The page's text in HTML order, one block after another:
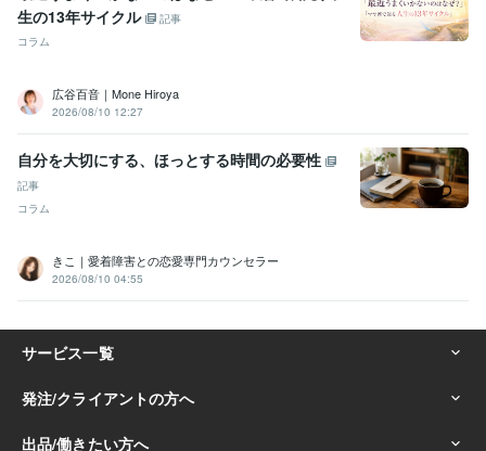
恋愛 仕事 子育て 人間関係
生の13年サイクル
記事
コラム
広谷百音｜Mone Hiroya
2026/08/10 12:27
自分を大切にする、ほっとする時間の必要性
記事
コラム
きこ｜愛着障害との恋愛専門カウンセラー
2026/08/10 04:55